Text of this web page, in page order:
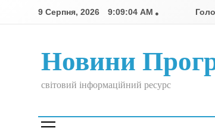
9 Серпня, 2026 9:09:05 AM
Новини
світовий інформаційний ресурс